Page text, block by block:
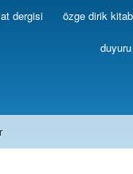
Ana
içeriğe
dergisi özge dirik